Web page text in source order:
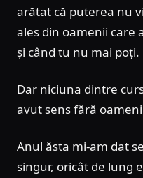
arătat că puterea nu
ales din oamenii care
și când tu nu mai poți.
Dar niciuna dintre
avut sens fără
Anul ăsta mi-am dat
singur, oricât de lung